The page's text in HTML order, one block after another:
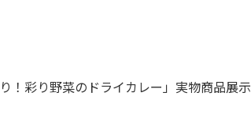
彩り野菜のドライカレー」実物商品展示